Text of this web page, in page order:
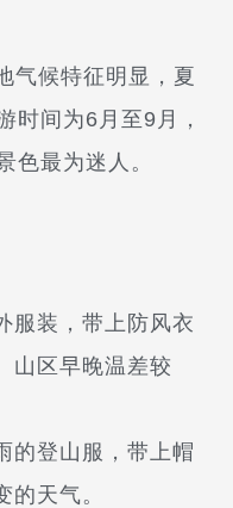
气候特征明显，夏
时间为6月至9月，
色最为迷人。
服装，带上防风衣
山区早晚温差较
的登山服，带上帽
的天气。